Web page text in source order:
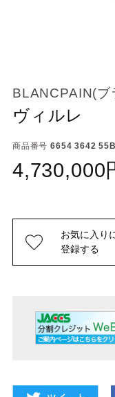
BLANCPAIN(ブ
ヴィルレ
商品番号 6654 3642 55B
4,730,000
お気に入り
登録する